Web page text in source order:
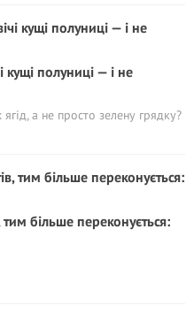
кущі полуниці — і не
а не просто зелену грядку?
більше переконується: